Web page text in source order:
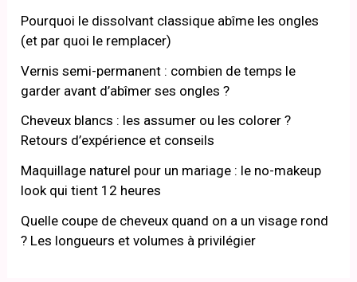
Pourquoi le dissolvant classique abîme les ongles
(et par quoi le remplacer)
Vernis semi-permanent : combien de temps le
garder avant d’abîmer ses ongles ?
Cheveux blancs : les assumer ou les colorer ?
Retours d’expérience et conseils
Maquillage naturel pour un mariage : le no-makeup
look qui tient 12 heures
Quelle coupe de cheveux quand on a un visage rond
? Les longueurs et volumes à privilégier